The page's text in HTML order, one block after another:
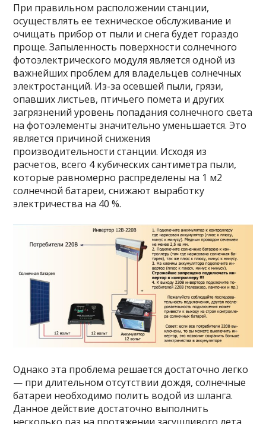
При правильном расположении станции,
осуществлять ее техническое обслуживание и
очищать прибор от пыли и снега будет гораздо
проще. Запыленность поверхности солнечного
фотоэлектрического модуля является одной из
важнейших проблем для владельцев солнечных
электростанций. Из-за осевшей пыли, грязи,
опавших листьев, птичьего помета и других
загрязнений уровень попадания солнечного света
на фотоэлементы значительно уменьшается. Это
является причиной снижения
производительности станции. Исходя из
расчетов, всего 4 кубических сантиметра пыли,
которые равномерно распределены на 1 м2
солнечной батареи, снижают выработку
электричества на 40 %.
Однако эта проблема решается достаточно легко
— при длительном отсутствии дождя, солнечные
батареи необходимо полить водой из шланга.
Данное действие достаточно выполнить